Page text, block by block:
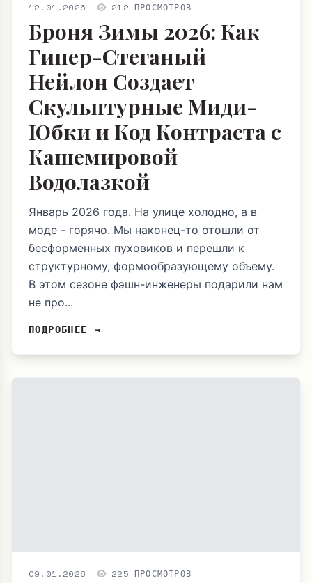
12.01.2026 212 ПРОСМОТРОВ
Броня Зимы 2026: Как
Гипер-Стеганый
Нейлон Создает
Скульптурные Миди-
Юбки и Код Контраста с
Кашемировой
Водолазкой
Январь 2026 года. На улице холодно, а в
моде - горячо. Мы наконец-то отошли от
бесформенных пуховиков и перешли к
структурному, формообразующему объему.
В этом сезоне фэшн-инженеры подарили нам
не про...
ПОДРОБНЕЕ →
09.01.2026 225 ПРОСМОТРОВ